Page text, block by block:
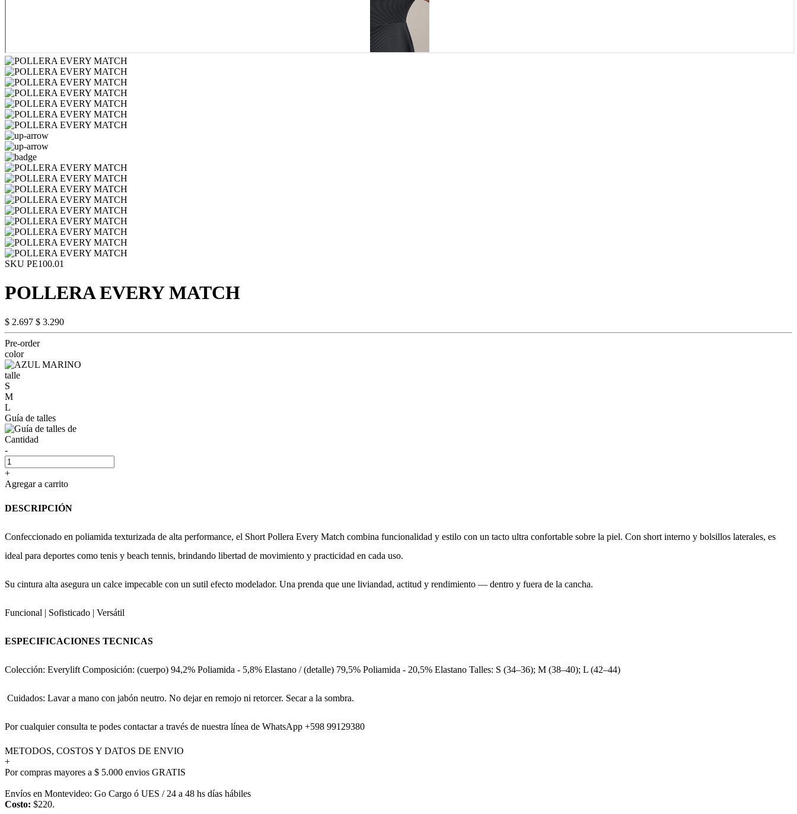
SKU PE100.01
POLLERA EVERY MATCH
$ 2.697 $ 3.290
Pre-order
color
talle
S
M
L
Guía de talles
Cantidad
-
+
Agregar a carrito
DESCRIPCIÓN
Confeccionado en poliamida texturizada de alta performance, el Short Pollera Every Match combina funcionalidad y estilo con un tacto ultra confortable sobre la piel. Con short interno y bolsillos laterales, es
ideal para deportes como tenis y beach tennis, brindando libertad de movimiento y practicidad en cada uso.
Su cintura alta asegura un calce impecable con un sutil efecto modelador. Una prenda que une liviandad, actitud y rendimiento — dentro y fuera de la cancha.
Funcional | Sofisticado | Versátil
ESPECIFICACIONES TECNICAS
Colección: Everylift Composición: (cuerpo) 94,2% Poliamida - 5,8% Elastano / (detalle) 79,5% Poliamida - 20,5% Elastano Talles: S (34–36); M (38–40); L (42–44)
Cuidados: Lavar a mano con jabón neutro. No dejar en remojo ni retorcer. Secar a la sombra.
Por cualquier consulta te podes contactar a través de nuestra línea de WhatsApp +598 99129380
METODOS, COSTOS Y DATOS DE ENVIO
+
Por compras mayores a $ 5.000 envios GRATIS
Envíos en Montevideo: Go Cargo ó UES / 24 a 48 hs días hábiles
Costo: $220.